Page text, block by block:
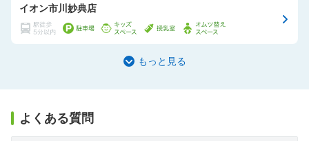
イオン市川妙典店
もっと見る
よくある質問